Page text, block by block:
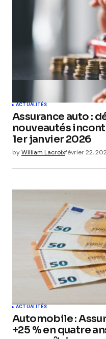
ACTUALITÉS
Assurance auto :
nouveautés
1er janvier 2026
byWilliam Lacroixfévrier 22,
ACTUALITÉS
Automobile :
+25 % en quatre